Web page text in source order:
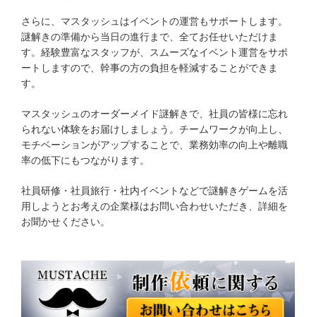
さらに、マスタッシュはイベントの運営もサポートします。
謎解きの準備から当日の進行まで、全てお任せいただけま
す。経験豊富なスタッフが、スムーズなイベント運営をサポ
ートしますので、幹事の方の負担を軽減することができま
す。
マスタッシュのオーダーメイド謎解きで、社員の皆様に忘れ
られない体験をお届けしましょう。チームワークが向上し、
モチベーションがアップすることで、業務効率の向上や離職
率の低下にもつながります。
社員研修・社員旅行・社内イベントなどで謎解きゲームを活
用しようとお考えの企業様はお問い合わせいただき、詳細を
お聞かせください。